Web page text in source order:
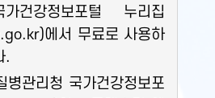
건강정보포털 누리집
에서 무료로 사용하
.
병관리청 국가건강정보포